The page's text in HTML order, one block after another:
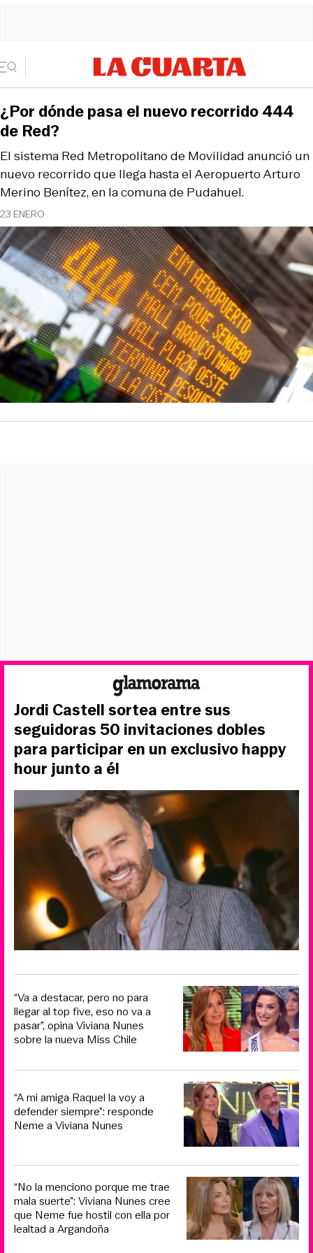
23 ENERO
El sistema Red Metropolitano de Movilidad anunció un
nuevo recorrido que llega hasta el Aeropuerto Arturo
Merino Benítez, en la comuna de Pudahuel.
¿Por dónde pasa el nuevo recorrido 444
de Red?
Jordi Castell sortea entre sus
seguidoras 50 invitaciones dobles
para participar en un exclusivo happy
hour junto a él
“Va a destacar, pero no para
llegar al top five, eso no va a
pasar”, opina Viviana Nunes
sobre la nueva Miss Chile
“A mi amiga Raquel la voy a
defender siempre”: responde
Neme a Viviana Nunes
“No la menciono porque me trae
mala suerte”: Viviana Nunes cree
que Neme fue hostil con ella por
lealtad a Argandoña